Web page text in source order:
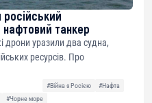
російський
танкер
дрони уразили два судна,
ресурсів. Про
#Війна з Росією
#Нафта
#Чорне море